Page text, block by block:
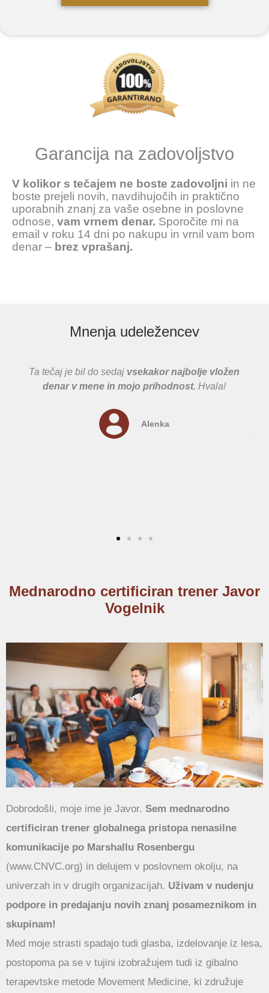
Garancija na zadovoljstvo
V kolikor s tečajem ne boste zadovoljni in ne
boste prejeli novih, navdihujočih in praktično
uporabnih znanj za vaše osebne in poslovne
odnose, vam vrnem denar. Sporočite mi na
email v roku 14 dni po nakupu in vrnil vam bom
denar – brez vprašanj.
Mnenja udeležencev
Ta tečaj je bil do sedaj vsekakor najbolje vložen
denar v mene in mojo prihodnost.Hvala!
Alenka
Mednarodno certificiran trener Javor
Vogelnik
Dobrodošli, moje ime je Javor. Sem mednarodno
certificiran trener globalnega pristopa nenasilne
komunikacije po Marshallu Rosenbergu
(www.CNVC.org) in delujem v poslovnem okolju, na
univerzah in v drugih organizacijah. Uživam v nudenju
podpore in predajanju novih znanj posameznikom in
skupinam!
Med moje strasti spadajo tudi glasba, izdelovanje iz lesa,
postopoma pa se v tujini izobražujem tudi iz gibalno
terapevtske metode Movement Medicine, ki združuje